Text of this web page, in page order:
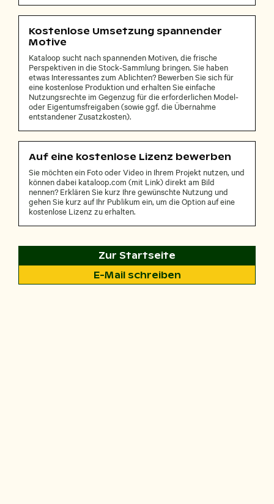
Kostenlose Umsetzung spannender
Motive
Kataloop sucht nach spannenden Motiven, die frische
Perspektiven in die Stock-Sammlung bringen. Sie haben
etwas Interessantes zum Ablichten? Bewerben Sie sich für
eine kostenlose Produktion und erhalten Sie einfache
Nutzungsrechte im Gegenzug für die erforderlichen Model-
oder Eigentumsfreigaben (sowie ggf. die Übernahme
entstandener Zusatzkosten).
Auf eine kostenlose Lizenz bewerben
Sie möchten ein Foto oder Video in Ihrem Projekt nutzen, und
können dabei kataloop.com (mit Link) direkt am Bild
nennen? Erklären Sie kurz Ihre gewünschte Nutzung und
gehen Sie kurz auf Ihr Publikum ein, um die Option auf eine
kostenlose Lizenz zu erhalten.
Zur Startseite
E-Mail schreiben